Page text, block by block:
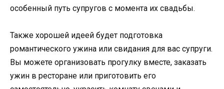
особенный путь супругов с момента их свадьбы.
Также хорошей идеей будет подготовка
романтического ужина или свидания для вас супруги.
Вы можете организовать прогулку вместе, заказать
ужин в ресторане или приготовить его